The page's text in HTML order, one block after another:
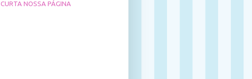
CURTA NOSSA PÁGINA